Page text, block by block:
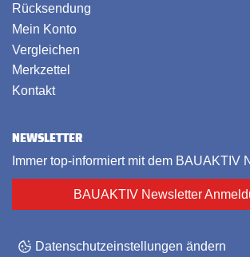
Rücksendung
Mein Konto
Vergleichen
Merkzettel
Kontakt
NEWSLETTER
Immer top-informiert mit dem BAUAKTIV
BAUAKTIV Newsletter
Datenschutzeinstellungen ändern